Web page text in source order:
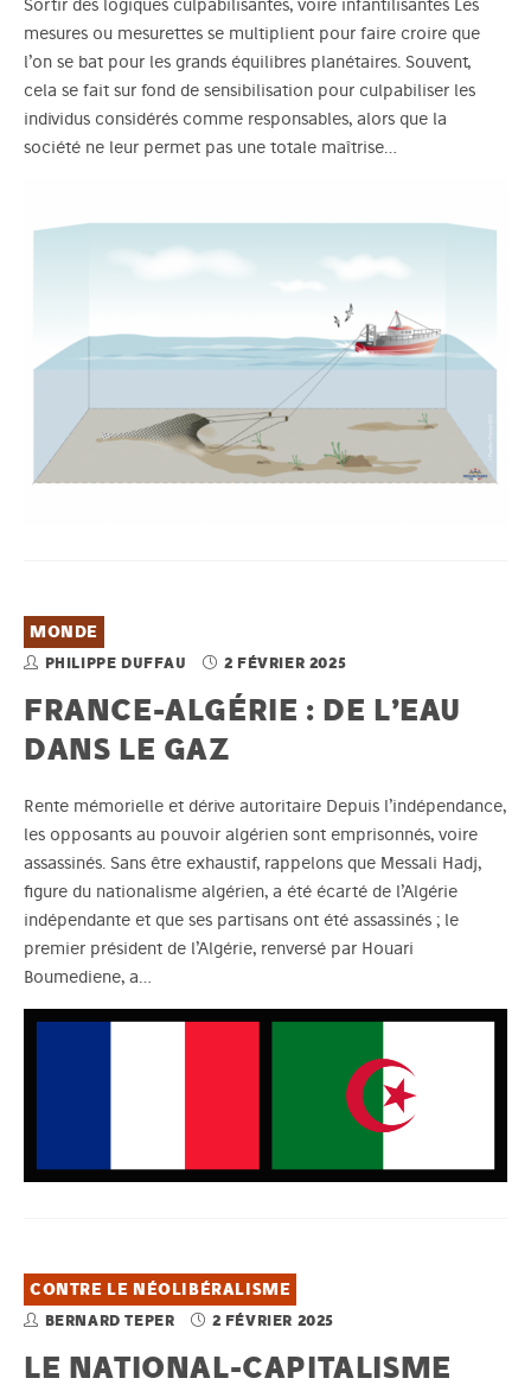
Sortir des logiques culpabilisantes, voire infantilisantes Les
mesures ou mesurettes se multiplient pour faire croire que
l’on se bat pour les grands équilibres planétaires. Souvent,
cela se fait sur fond de sensibilisation pour culpabiliser les
individus considérés comme responsables, alors que la
société ne leur permet pas une totale maîtrise…
MONDE
PHILIPPE DUFFAU 2 FÉVRIER 2025
FRANCE-ALGÉRIE : DE L’EAU
DANS LE GAZ
Rente mémorielle et dérive autoritaire Depuis l’indépendance,
les opposants au pouvoir algérien sont emprisonnés, voire
assassinés. Sans être exhaustif, rappelons que Messali Hadj,
figure du nationalisme algérien, a été écarté de l’Algérie
indépendante et que ses partisans ont été assassinés ; le
premier président de l’Algérie, renversé par Houari
Boumediene, a…
CONTRE LE NÉOLIBÉRALISME
BERNARD TEPER 2 FÉVRIER 2025
LE NATIONAL-CAPITALISME